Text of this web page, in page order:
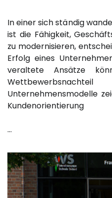
In einer sich ständig
ist die Fähigkeit,
zu modernisieren,
Erfolg eines
veraltete Ansätze
Unternehmensmodelle
Kundenorientierung
…